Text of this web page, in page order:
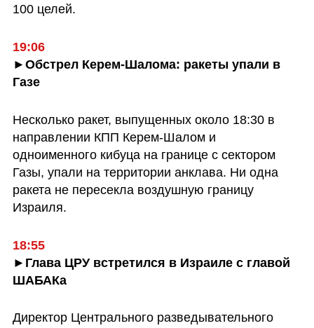
100 целей.
19:06
►Обстрел Керем-Шалома: ракеты упали в
Газе
Несколько ракет, выпущенных около 18:30 в
направлении КПП Керем-Шалом и
одноименного кибуца на границе с сектором
Газы, упали на территории анклава. Ни одна
ракета не пересекла воздушную границу
Израиля.
18:55
►Глава ЦРУ встретился в Израиле с главой
ШАБАКа
Директор Центрального разведывательного